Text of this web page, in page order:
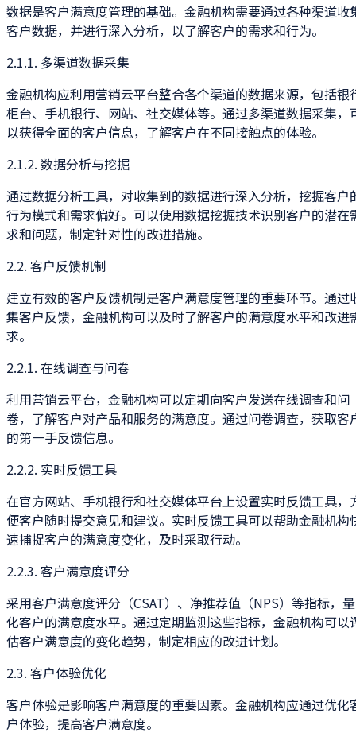
数据是客户满意度管理的基础。金融机构需要通过各种渠道收
客户数据，并进行深入分析，以了解客户的需求和行为。
2.1.1. 多渠道数据采集
金融机构应利用营销云平台整合各个渠道的数据来源，包括银
柜台、手机银行、网站、社交媒体等。通过多渠道数据采集，
以获得全面的客户信息，了解客户在不同接触点的体验。
2.1.2. 数据分析与挖掘
通过数据分析工具，对收集到的数据进行深入分析，挖掘客户
行为模式和需求偏好。可以使用数据挖掘技术识别客户的潜在
求和问题，制定针对性的改进措施。
2.2. 客户反馈机制
建立有效的客户反馈机制是客户满意度管理的重要环节。通过
集客户反馈，金融机构可以及时了解客户的满意度水平和改进
求。
2.2.1. 在线调查与问卷
利用营销云平台，金融机构可以定期向客户发送在线调查和问
卷，了解客户对产品和服务的满意度。通过问卷调查，获取客
的第一手反馈信息。
2.2.2. 实时反馈工具
在官方网站、手机银行和社交媒体平台上设置实时反馈工具，
便客户随时提交意见和建议。实时反馈工具可以帮助金融机构
速捕捉客户的满意度变化，及时采取行动。
2.2.3. 客户满意度评分
采用客户满意度评分（CSAT）、净推荐值（NPS）等指标，量
化客户的满意度水平。通过定期监测这些指标，金融机构可以
估客户满意度的变化趋势，制定相应的改进计划。
2.3. 客户体验优化
客户体验是影响客户满意度的重要因素。金融机构应通过优化
户体验，提高客户满意度。